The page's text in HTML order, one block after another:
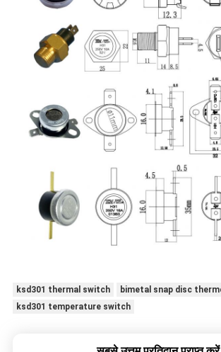
ksd301 thermal switch
bimetal snap disc
ksd301 temperature switch